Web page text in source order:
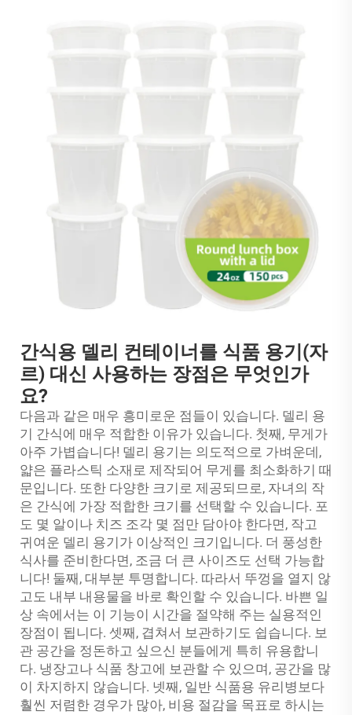
간식용 델리 컨테이너를 식품 용기(자
르) 대신 사용하는 장점은 무엇인가
요?
다음과 같은 매우 흥미로운 점들이 있습니다. 델리 용
기 간식에 매우 적합한 이유가 있습니다. 첫째, 무게가
아주 가볍습니다! 델리 용기는 의도적으로 가벼운데,
얇은 플라스틱 소재로 제작되어 무게를 최소화하기 때
문입니다. 또한 다양한 크기로 제공되므로, 자녀의 작
은 간식에 가장 적합한 크기를 선택할 수 있습니다. 포
도 몇 알이나 치즈 조각 몇 점만 담아야 한다면, 작고
귀여운 델리 용기가 이상적인 크기입니다. 더 풍성한
식사를 준비한다면, 조금 더 큰 사이즈도 선택 가능합
니다! 둘째, 대부분 투명합니다. 따라서 뚜껑을 열지 않
고도 내부 내용물을 바로 확인할 수 있습니다. 바쁜 일
상 속에서는 이 기능이 시간을 절약해 주는 실용적인
장점이 됩니다. 셋째, 겹쳐서 보관하기도 쉽습니다. 보
관 공간을 정돈하고 싶으신 분들에게 특히 유용합니
다. 냉장고나 식품 창고에 보관할 수 있으며, 공간을 많
이 차지하지 않습니다. 넷째, 일반 식품용 유리병보다
훨씬 저렴한 경우가 많아, 비용 절감을 목표로 하시는